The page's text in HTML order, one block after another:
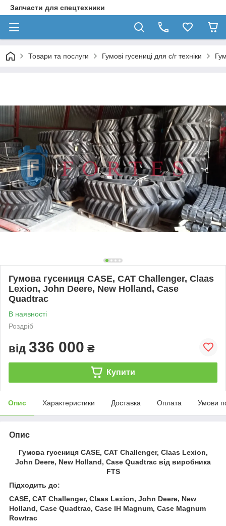
Запчасти для спецтехники
Товари та послуги Гумові гусениці для с/г техніки
Гумова гусениця CASE, CAT Challenger, Claas
Lexion, John Deere, New Holland, Case
Quadtrac
В наявності
Роздріб
від 336 000 ₴
Купити
Опис Характеристики Доставка Оплата Умови
Опис
Гумова гусениця CASE, CAT Challenger, Claas Lexion,
John Deere, New Holland, Case Quadtrac від виробника
FTS
Підходить до:
CASE, CAT Challenger, Claas Lexion, John Deere, New
Holland, Case Quadtrac, Case IH Magnum, Case Magnum
Rowtrac